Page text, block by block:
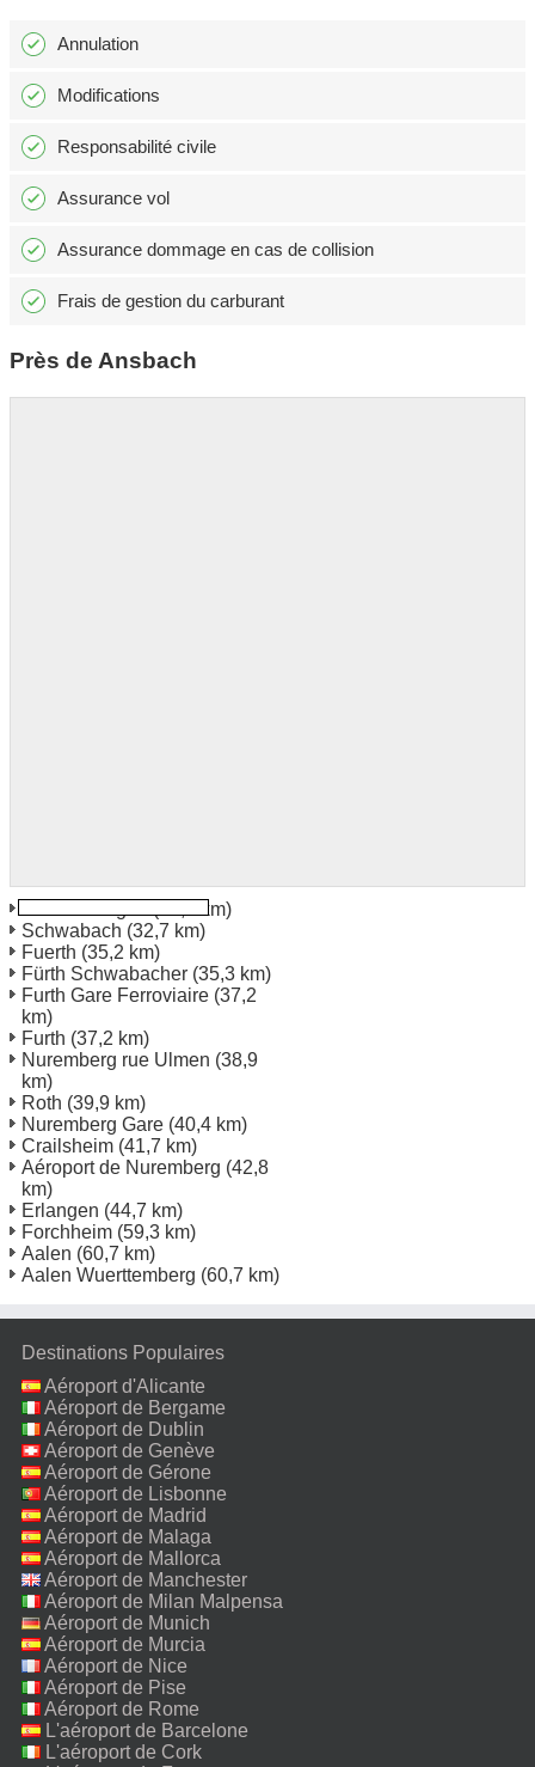
Annulation
Modifications
Responsabilité civile
Assurance vol
Assurance dommage en cas de collision
Frais de gestion du carburant
Près de Ansbach
(23,1 km)
Schwabach (32,7 km)
Fuerth (35,2 km)
Fürth Schwabacher (35,3 km)
Furth Gare Ferroviaire (37,2
km)
Furth (37,2 km)
Nuremberg rue Ulmen (38,9
km)
Roth (39,9 km)
Nuremberg Gare (40,4 km)
Crailsheim (41,7 km)
Aéroport de Nuremberg (42,8
km)
Erlangen (44,7 km)
Forchheim (59,3 km)
Aalen (60,7 km)
Aalen Wuerttemberg (60,7 km)
Destinations Populaires
Aéroport d'Alicante
Aéroport de Bergame
Aéroport de Dublin
Aéroport de Genève
Aéroport de Gérone
Aéroport de Lisbonne
Aéroport de Madrid
Aéroport de Malaga
Aéroport de Mallorca
Aéroport de Manchester
Aéroport de Milan Malpensa
Aéroport de Munich
Aéroport de Murcia
Aéroport de Nice
Aéroport de Pise
Aéroport de Rome
Fiumicino
L'aéroport de Barcelone
L'aéroport de Cork